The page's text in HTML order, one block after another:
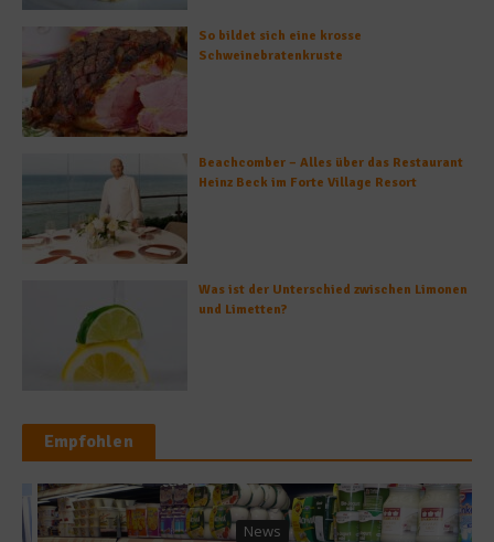
So bildet sich eine krosse
Schweinebratenkruste
Beachcomber – Alles über das Restaurant
Heinz Beck im Forte Village Resort
Was ist der Unterschied zwischen Limonen
und Limetten?
Empfohlen
News